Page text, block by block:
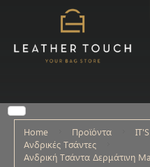
Home Προϊόντα
Ανδρικές Τσάντες
Ανδρική Τσάντα Δερμάτινη